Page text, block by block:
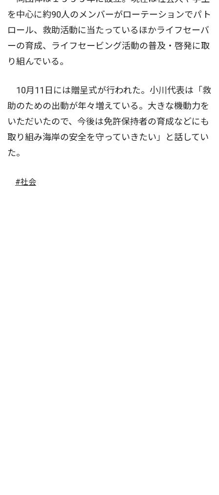
を中心に約90人のメンバーがローテーションでパト
ロール、救助活動に当たっているほかライフセーバ
ーの育成、ライフセービング活動の普及・啓発に取
り組んでいる。
10月11日には贈呈式が行われた。小川代表は「救
助のための出動が年々増えている。大きな機動力を
いただいたので、今後は免許保持者の育成などにも
取り組み海岸の安全を守っていきたい」と話してい
た。
#社会